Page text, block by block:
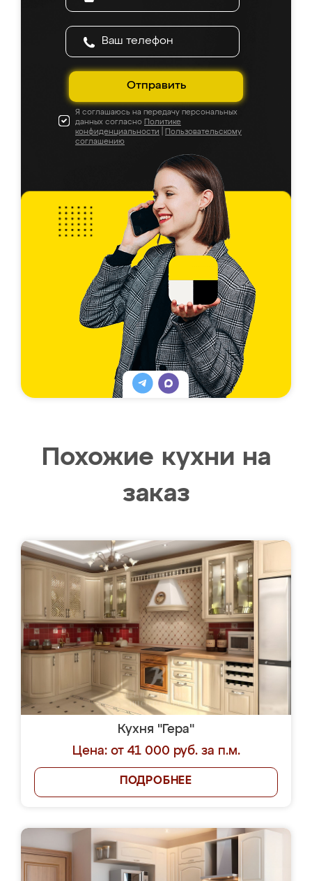
Отправить
Я соглашаюсь на передачу персональных
данных согласно Политике
конфиденциальности
Пользовательскому
соглашению
Похожие кухни на
заказ
Кухня "Гера"
Цена: от 41 000 руб. за п.м.
ПОДРОБНЕЕ